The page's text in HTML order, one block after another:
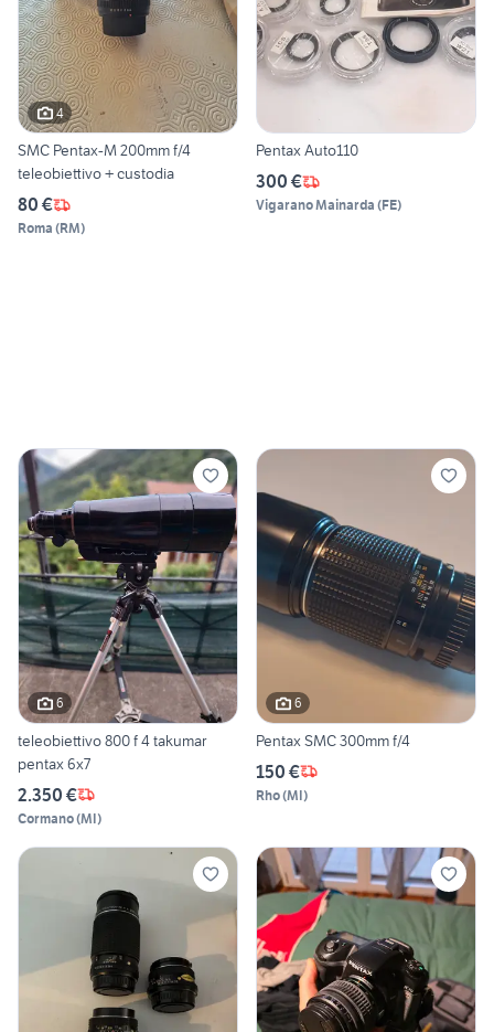
4
SMC Pentax-M 200mm f/4
teleobiettivo + custodia
80 €
Roma (RM)
Pentax Auto110
300 €
Vigarano Mainarda (FE)
6
teleobiettivo 800 f 4 takumar
pentax 6x7
2.350 €
Cormano(MI)
6
Pentax SMC 300mm f/4
150 €
Rho(MI)